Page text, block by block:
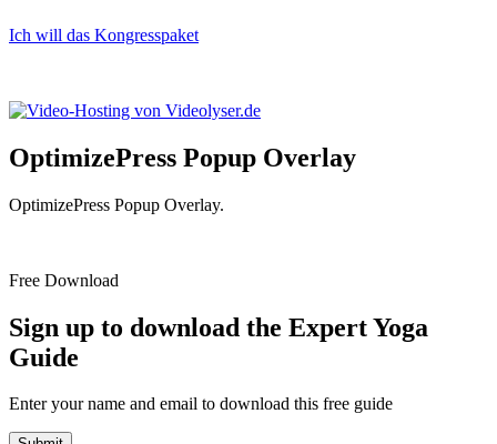
Ich will das Kongresspaket
OptimizePress Popup Overlay
OptimizePress Popup Overlay.
Free Download
Sign up to download the Expert Yoga
Guide
Enter your name and email to download this free guide